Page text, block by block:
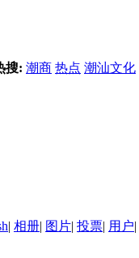
搜: 潮商 热点 潮汕文化
| 相册| 图片| 投票| 用户|